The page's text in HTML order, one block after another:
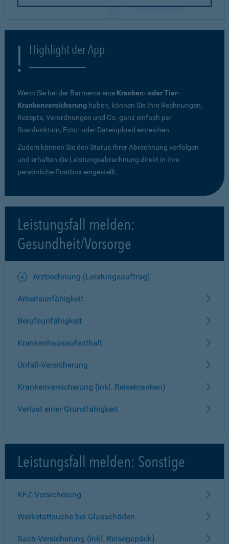
Highlight der App
Wenn Sie bei der Barmenia eine Kranken- oder Tier-
Krankenversicherung haben, können Sie Ihre Rechnungen,
Rezepte, Verordnungen und Co. ganz einfach per
Scanfunktion, Foto- oder Dateiupload einreichen.
Zudem können Sie den Status Ihrer Abrechnung verfolgen
und erhalten die Leistungsabrechnung direkt in Ihre
persönliche Postbox eingestellt.
Leistungsfall melden:
Gesundheit/Vorsorge
Arztrechnung (Leistungsauftrag)
Arbeitsunfähigkeit
Berufsunfähigkeit
Krankenhausaufenthalt
Unfall-Versicherung
Krankenversicherung (inkl. Reisekranken)
Verlust einer Grundfähigkeit
Leistungsfall melden: Sonstige
KFZ-Versicherung
Werkstattsuche bei Glasschäden
Sach-Versicherung (inkl. Reisegepäck)